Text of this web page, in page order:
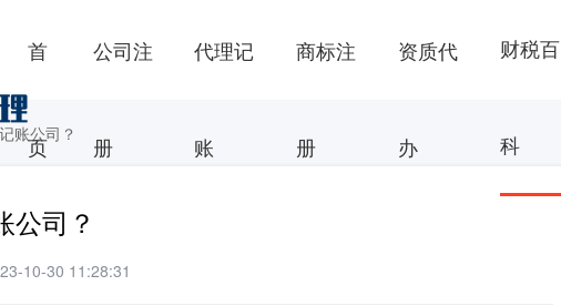
首
页
公司注
册
代理记
账
商标注
册
资质代
办
财税百
科
账公司？
公司？
10-30 11:28:31